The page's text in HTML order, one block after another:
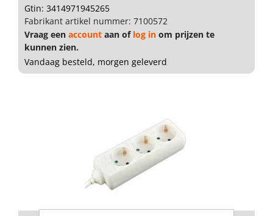
Gtin: 3414971945265
Fabrikant artikel nummer: 7100572
Vraag een account aan of log in om prijzen te
kunnen zien.
Vandaag besteld, morgen geleverd